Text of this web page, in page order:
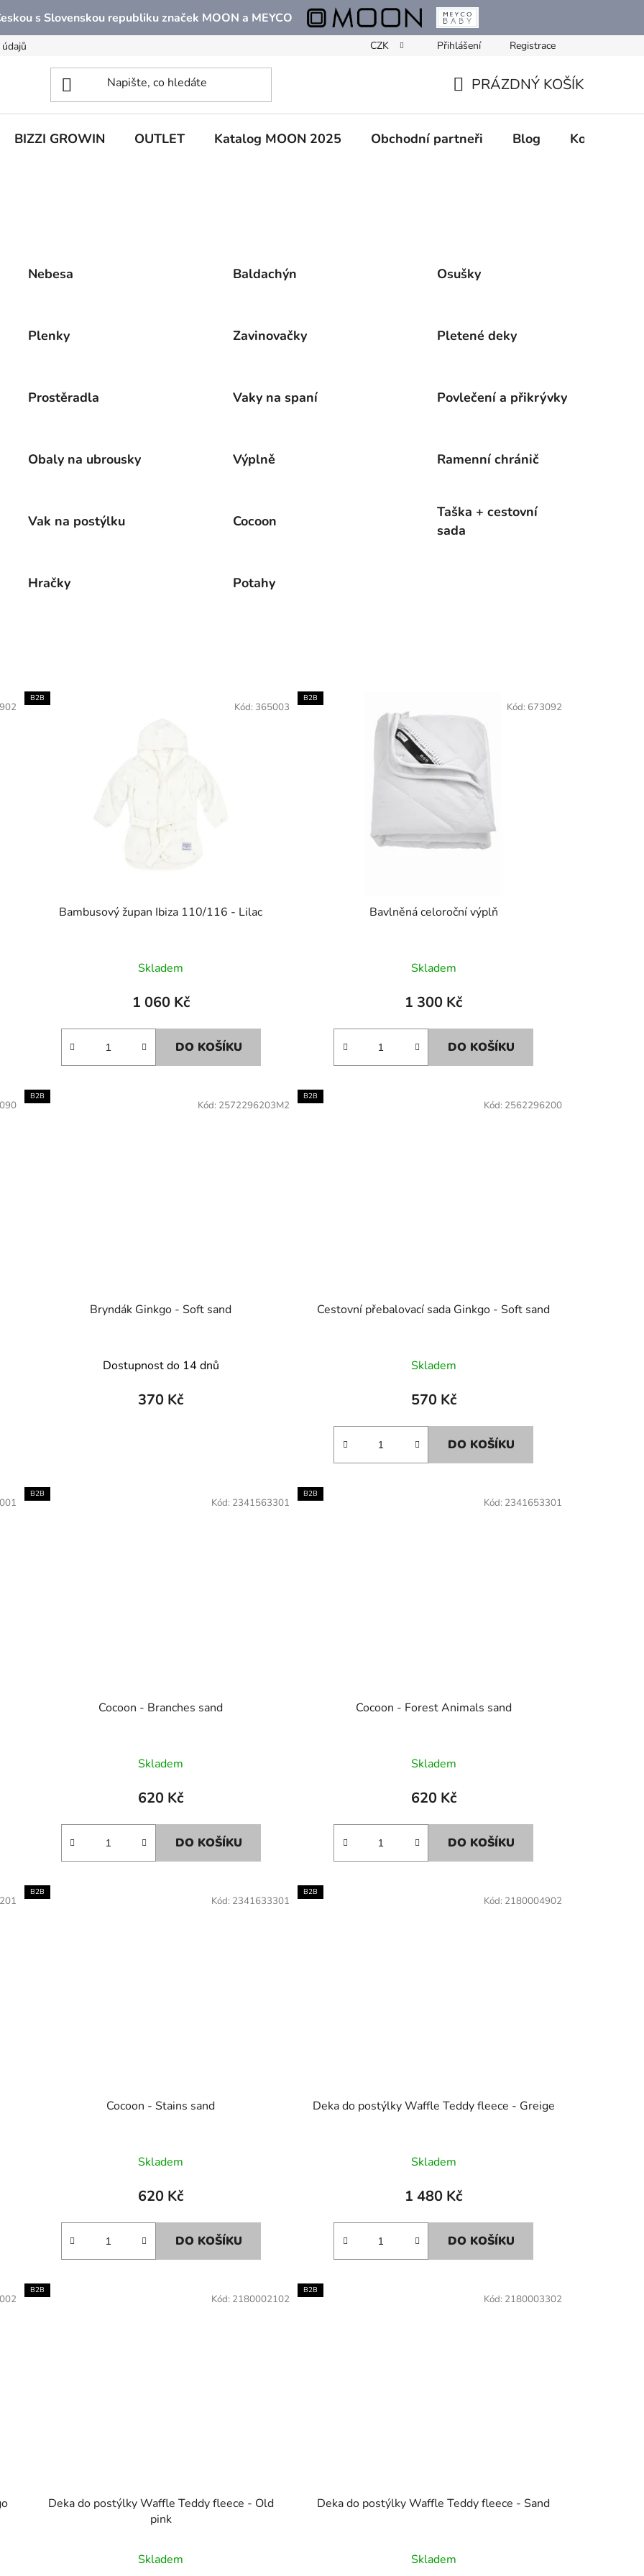
s Slovenskou republiku značek MOON a MEYCO
CZK Přihlášení Registrace
KOŠÍK
PRÁZDNÝ KOŠÍK
BIZZI GROWIN OUTLET Katalog MOON 2025 Obchodní partneři Blog Kontakty
Nebesa Baldachýn Osušky
Plenky Zavinovačky Pletené deky
Prostěradla Vaky na spaní Povlečení a přikrývky
Obaly na ubrousky Výplně Ramenní chránič
Vak na postýlku Cocoon
Taška + cestovní
sada
Hračky Potahy
B2B
Bambusový župan Ibiza 110/116 - Lilac
Skladem
1 060 Kč
DO KOŠÍKU
Kód: 365003
B2B
Bavlněná celoroční výplň
Skladem
1 300 Kč
DO KOŠÍKU
Kód: 673092
B2B
Bryndák Ginkgo - Soft sand
Dostupnost do 14 dnů
370 Kč
Kód: 2572296203M2
B2B
Cestovní přebalovací sada Ginkgo - Soft sand
Skladem
570 Kč
DO KOŠÍKU
Kód: 2562296200
B2B
Cocoon - Branches sand
Skladem
620 Kč
DO KOŠÍKU
Kód: 2341563301
B2B
Cocoon - Forest Animals sand
Skladem
620 Kč
DO KOŠÍKU
Kód: 2341653301
B2B
Cocoon - Stains sand
Skladem
620 Kč
DO KOŠÍKU
Kód: 2341633301
B2B
Deka do postýlky Waffle Teddy fleece - Greige
Skladem
1 480 Kč
DO KOŠÍKU
Kód: 2180004902
B2B
Deka do postýlky Waffle Teddy fleece - Old
pink
Skladem
Kód: 2180002102
B2B
Deka do postýlky Waffle Teddy fleece - Sand
Skladem
Kód: 2180003302